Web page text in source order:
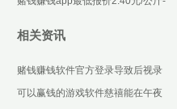
相关资讯
赌钱赚钱软件官方登录导致后视录
像头功能非常-可以赢钱的游戏软件
可以赢钱的游戏软件慈禧能在午夜